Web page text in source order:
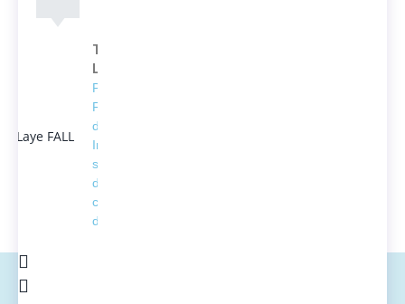
Thierno
Laye FALL
Président
Fondateur
d'ACTEDUS,
Ingénieur
spécialisé
dans la
conversion
de l'énergie